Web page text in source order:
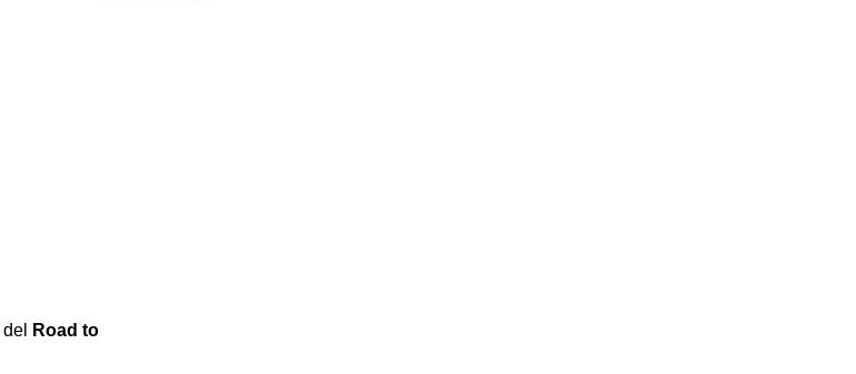
del
Road to